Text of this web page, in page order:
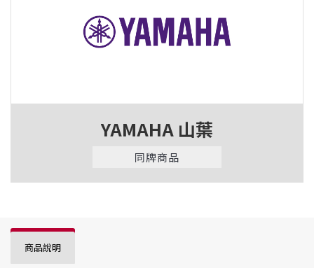
YAMAHA 山葉
同牌商品
商品說明